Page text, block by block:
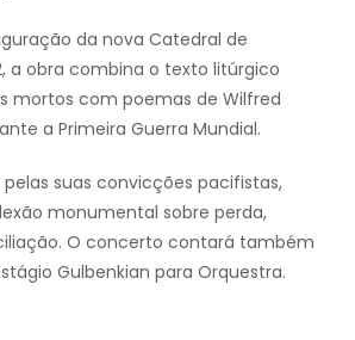
da nova Catedral de
a obra combina o texto litúrgico
mortos com poemas de Wilfred
a Primeira Guerra Mundial.
suas convicções pacifistas,
monumental sobre perda,
O concerto contará também
Gulbenkian para Orquestra.